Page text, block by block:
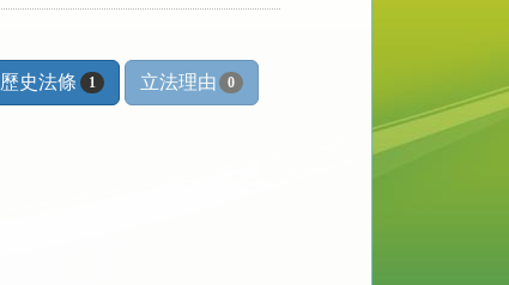
歷史法條 1 立法理由 0